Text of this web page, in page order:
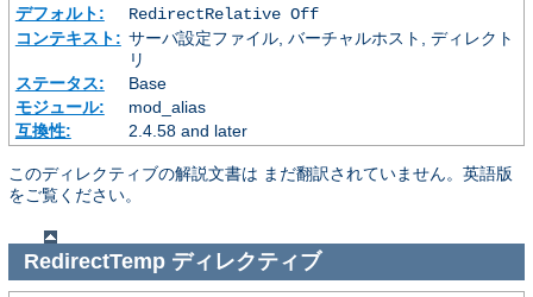
デフォルト:
RedirectRelative Off
コンテキスト: サーバ設定ファイル, バーチャルホスト, ディレクト
リ
ステータス:
Base
モジュール:
mod_alias
互換性:
2.4.58 and later
このディレクティブの解説文書は まだ翻訳されていません。英語版
をご覧ください。
RedirectTempディレクティブ